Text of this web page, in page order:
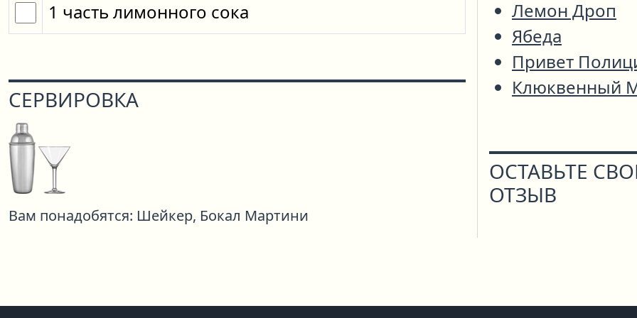
1 часть лимонного сока
СЕРВИРОВКА
Вам понадобятся: Шейкер, Бокал Мартини
Лемон Дроп
Ябеда
Привет
Клюквенный
ОСТАВЬТЕ
ОТЗЫВ